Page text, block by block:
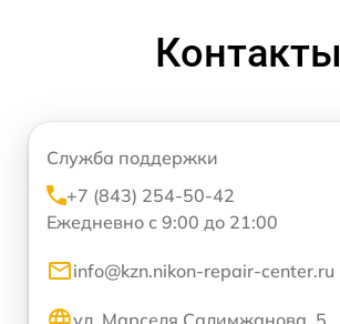
Контакты
Служба поддержки
+7 (843) 254-50-42
Ежедневно с 9:00 до 21:00
info@kzn.nikon-repair-center.ru